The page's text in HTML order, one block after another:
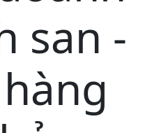
san -